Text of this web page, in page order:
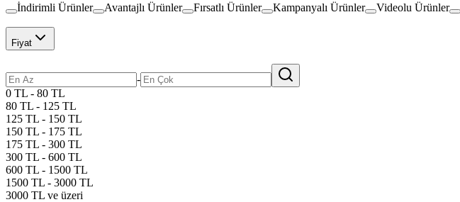
İndirimli Ürünler Avantajlı Ürünler Fırsatlı Ürünler Kampanyalı Ürünler Videolu Ürünler
Fiyat
-
0 TL - 80 TL
80 TL - 125 TL
125 TL - 150 TL
150 TL - 175 TL
175 TL - 300 TL
300 TL - 600 TL
600 TL - 1500 TL
1500 TL - 3000 TL
3000 TL ve üzeri